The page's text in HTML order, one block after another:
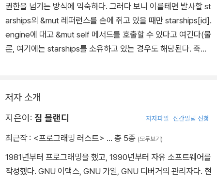
권한을 넘기는 방식에 익숙하다. 그러다 보니 이를테면 발사할 st
arships의 &mut 레퍼런스를 손에 쥐고 있을 때만 starships[id].
engine에 대고 &mut self 메서드를 호출할 수 있다고 여긴다(물
론, 여기에는 starships를 소유하고 있는 경우도 해당된다. 축하
해요, 일론 머스크!). 러스트는 일반적으로 부모에 대한 배타적 접
가지게 만들 방법이 없으므로 이 익숙한 방식을 기본 동작으로 삼
는다.
저자 소개
지은이: 짐 블랜디 저자파일 신간알림 신청
최근작 : <프로그래밍 러스트> … 총 5종 (모두보기)
1981년부터 프로그래밍을 했고, 1990년부터 자유 소프트웨어를
작성했다. GNU 이맥스, GNU 가일, GNU 디버거의 관리자다. 현